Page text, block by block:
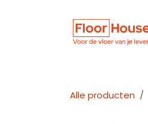
Alle producten